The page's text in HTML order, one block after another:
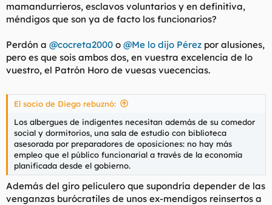
mamandurrieros, esclavos voluntarios y en definitiva,
méndigos que son ya de facto los funcionarios?
Perdón a @cocreta2000 o @Me lo dijo Pérez por alusiones,
pero es que sois ambos dos, en vuestra excelencia de lo
vuestro, el Patrón Horo de vuesas vuecencias.
El socio de Diego rebuznó:
Los albergues de indigentes necesitan además de su comedor
social y dormitorios, una sala de estudio con biblioteca
asesorada por preparadores de oposiciones: no hay más
empleo que el público funcionarial a través de la economía
planificada desde el gobierno.
Además del giro peliculero que supondría depender de las
venganzas burócratiles de unos ex-mendigos reinsertos a